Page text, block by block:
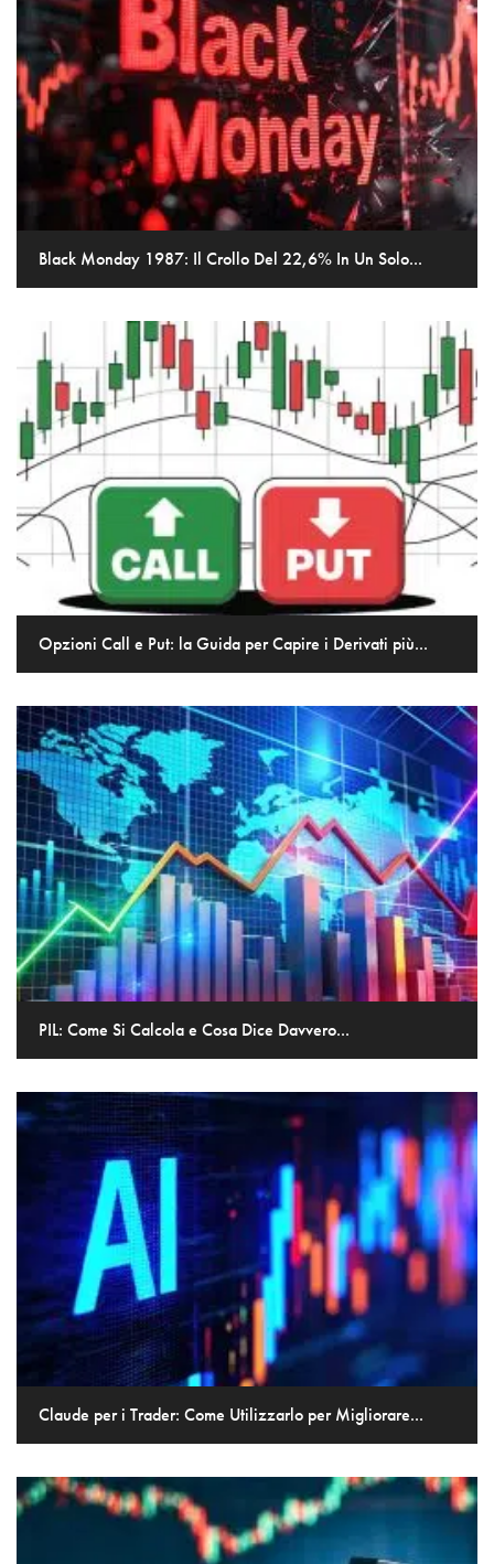
Black Monday 1987: Il Crollo Del 22,6% In Un Solo...
Opzioni Call e Put: la Guida per Capire i Derivati più...
PIL: Come Si Calcola e Cosa Dice Davvero...
Claude per i Trader: Come Utilizzarlo per Migliorare...